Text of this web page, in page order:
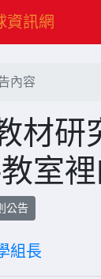
資訊網
內容
材研
室
公告
組長